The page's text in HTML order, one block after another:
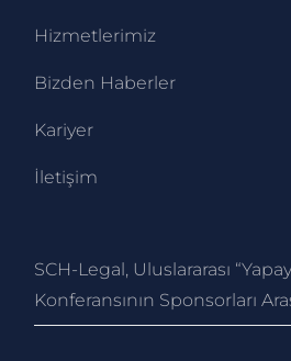
Hizmetlerimiz
Bizden Haberler
Kariyer
İletişim
SCH-Legal, Uluslararası
Konferansının Sponsorları